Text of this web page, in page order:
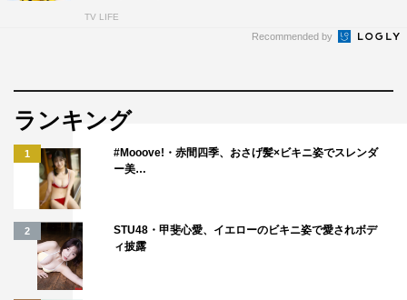
TV LIFE
Recommended by
ランキング
1
#Mooove!・赤間四季、おさげ髪×ビキニ姿でスレンダ
ー美…
2
STU48・甲斐心愛、イエローのビキニ姿で愛されボデ
ィ披露